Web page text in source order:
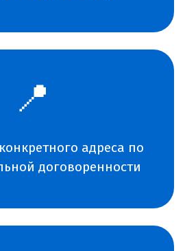
📍
адреса по
договоренности